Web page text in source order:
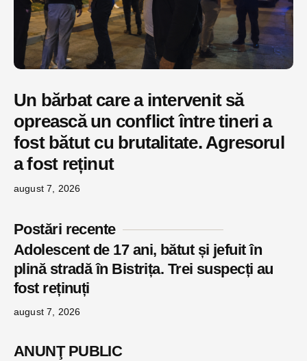
Un bărbat care a intervenit să
oprească un conflict între tineri a
fost bătut cu brutalitate. Agresorul
a fost reținut
august 7, 2026
Postări recente
Adolescent de 17 ani, bătut și jefuit în
plină stradă în Bistrița. Trei suspecți au
fost reținuți
august 7, 2026
ANUNŢ PUBLIC